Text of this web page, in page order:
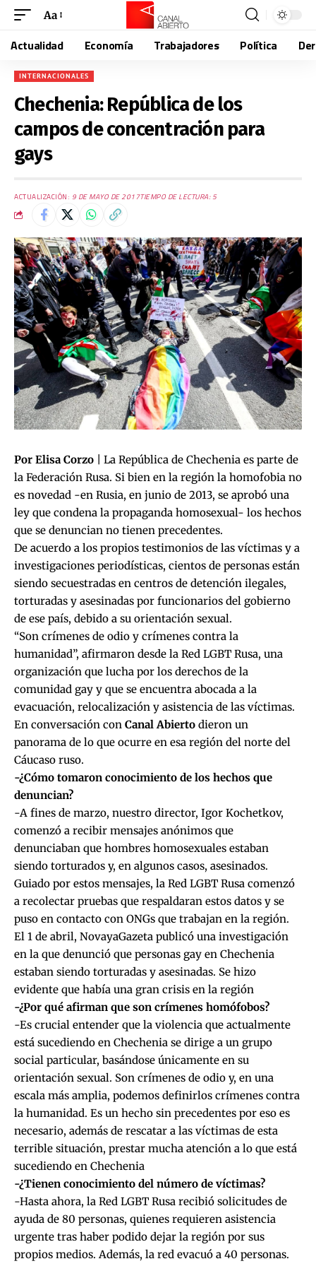
Aa
Actualidad Economía Trabajadores Política
INTERNACIONALES
Chechenia: República de los
campos de concentración para
gays
ACTUALIZACIÓN: 9 DE MAYO DE 2017TIEMPO DE LECTURA: 5
Por Elisa Corzo | La República de Chechenia es parte de
la Federación Rusa. Si bien en la región la homofobia no
es novedad -en Rusia, en junio de 2013, se aprobó una
ley que condena la propaganda homosexual- los hechos
que se denuncian no tienen precedentes.
De acuerdo a los propios testimonios de las víctimas y a
investigaciones periodísticas, cientos de personas están
siendo secuestradas en centros de detención ilegales,
torturadas y asesinadas por funcionarios del gobierno
de ese país, debido a su orientación sexual.
“Son crímenes de odio y crímenes contra la
humanidad”, afirmaron desde la Red LGBT Rusa, una
organización que lucha por los derechos de la
comunidad gay y que se encuentra abocada a la
evacuación, relocalización y asistencia de las víctimas.
En conversación con Canal Abierto dieron un
panorama de lo que ocurre en esa región del norte del
Cáucaso ruso.
-¿Cómo tomaron conocimiento de los hechos que
denuncian?
-A fines de marzo, nuestro director, Igor Kochetkov,
comenzó a recibir mensajes anónimos que
denunciaban que hombres homosexuales estaban
siendo torturados y, en algunos casos, asesinados.
Guiado por estos mensajes, la Red LGBT Rusa comenzó
a recolectar pruebas que respaldaran estos datos y se
puso en contacto con ONGs que trabajan en la región.
El 1 de abril, NovayaGazeta publicó una investigación
en la que denunció que personas gay en Chechenia
estaban siendo torturadas y asesinadas. Se hizo
evidente que había una gran crisis en la región
-¿Por qué afirman que son crímenes homófobos?
-Es crucial entender que la violencia que actualmente
está sucediendo en Chechenia se dirige a un grupo
social particular, basándose únicamente en su
orientación sexual. Son crímenes de odio y, en una
escala más amplia, podemos definirlos crímenes contra
la humanidad. Es un hecho sin precedentes por eso es
necesario, además de rescatar a las víctimas de esta
terrible situación, prestar mucha atención a lo que está
sucediendo en Chechenia
-¿Tienen conocimiento del número de víctimas?
-Hasta ahora, la Red LGBT Rusa recibió solicitudes de
ayuda de 80 personas, quienes requieren asistencia
urgente tras haber podido dejar la región por sus
propios medios. Además, la red evacuó a 40 personas.